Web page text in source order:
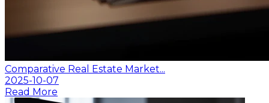
Comparative Real Estate Market...
2025-10-07
Read More